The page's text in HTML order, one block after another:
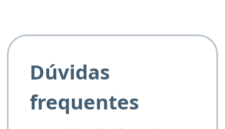
Dúvidas
frequentes